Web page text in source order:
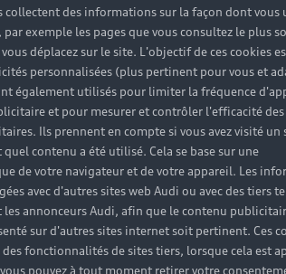
collectent des informations sur la façon dont vous
exemple les pages que vous consultez le plus
déplacez sur le site. L'objectif de ces cookies
personnalisées (plus pertinent pour vous et
également utilisés pour limiter la fréquence
et pour mesurer et contrôler l'efficacité des
Ils prennent en compte si vous avez visité un
contenu a été utilisé. Cela se base sur une
de votre navigateur et de votre appareil. Les
avec d'autres sites web Audi ou avec des tiers
annonceurs Audi, afin que le contenu
sur d'autres sites internet soit pertinent. Ces
des fonctionnalités de sites tiers, lorsque cela est
pouvez à tout moment retirer votre
Audi à Brest
et au cœur du Finistère, la
et la presqu'île de Crozon.